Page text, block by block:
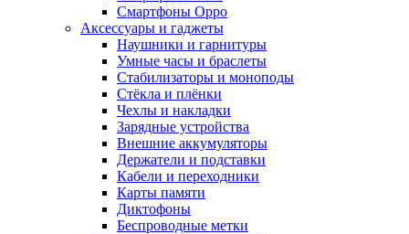
Смартфоны Oppo
Аксессуары и гаджеты
Наушники и гарнитуры
Умные часы и браслеты
Стабилизаторы и моноподы
Стёкла и плёнки
Чехлы и накладки
Зарядные устройства
Внешние аккумуляторы
Держатели и подставки
Кабели и переходники
Карты памяти
Диктофоны
Беспроводные метки